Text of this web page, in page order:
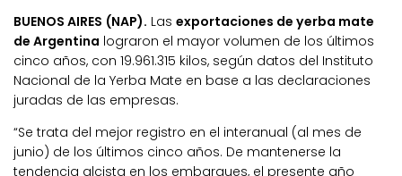
BUENOS AIRES (NAP). Las exportaciones de yerba mate
de Argentina lograron el mayor volumen de los últimos
cinco años, con 19.961.315 kilos, según datos del Instituto
Nacional de la Yerba Mate en base a las declaraciones
juradas de las empresas.
“Se trata del mejor registro en el interanual (al mes de
junio) de los últimos cinco años. De mantenerse la
tendencia alcista en los embarques, el presente año